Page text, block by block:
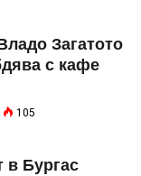
Загатото
с кафе
105
в Бургас